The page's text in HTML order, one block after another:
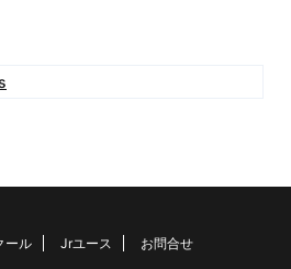
ール Jrユース お問合せ